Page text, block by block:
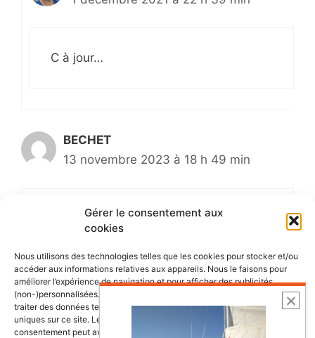
Gérer le consentement aux
cookies
Nous utilisons des technologies telles que les cookies pour stocker et/ou
accéder aux informations relatives aux appareils. Nous le faisons pour
améliorer l’expérience de navigation et pour afficher des publicités
(non-)personnalisées. Consentir à ces technologies nous autorisera à
traiter des données telles que le comportement de navigation ou les ID
uniques sur ce site. Le fait de ne pas consentir ou de retirer son
consentement peut avoir un effet négatif sur certaines fonctonnalités et
C à jour…
BECHET
13 novembre 2023 à 18 h 49 min
Bonjour
Merci pour toutes ces infos.
Que penses tu de la marque antila?
Comparaison entre le maxus 24 et antila
24 ?
Merci si tu as les infos.
Bonne continuation